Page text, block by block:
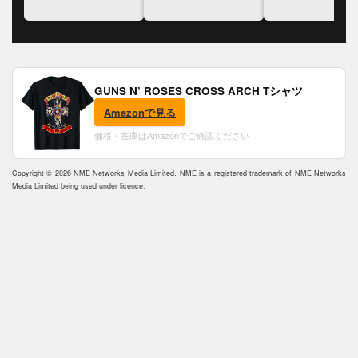
GUNS N’ ROSES CROSS ARCH Tシャツ
Amazonで見る
価格・在庫はAmazonでご確認ください
Copyright © 2026 NME Networks Media Limited. NME is a registered trademark of NME Networks
Media Limited being used under licence.